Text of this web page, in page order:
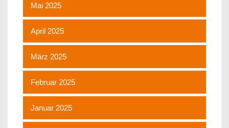
Mai 2025
April 2025
März 2025
Februar 2025
Januar 2025